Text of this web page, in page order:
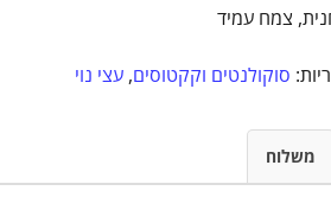
צמח עמיד
סוקולנטים וקקטוסים, עצי נוי
משלוח